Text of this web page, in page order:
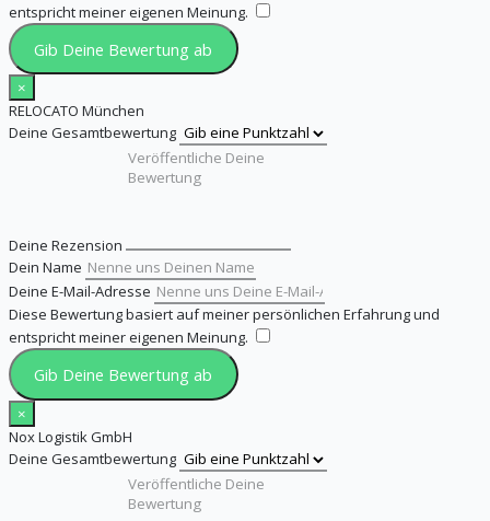
entspricht meiner eigenen Meinung.
Gib Deine Bewertung ab
×
RELOCATO München
Deine Gesamtbewertung
Deine Rezension
Dein Name
Deine E-Mail-Adresse
Diese Bewertung basiert auf meiner persönlichen Erfahrung und
entspricht meiner eigenen Meinung.
Gib Deine Bewertung ab
×
Nox Logistik GmbH
Deine Gesamtbewertung